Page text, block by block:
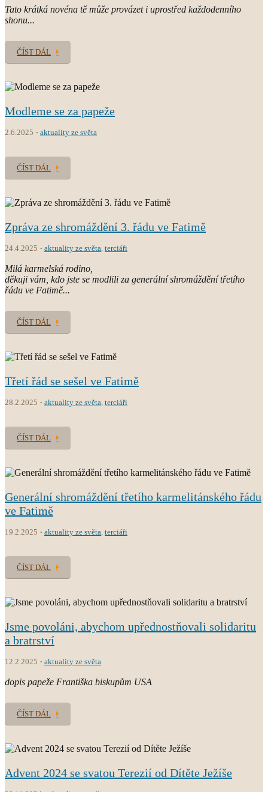
Tato krátká novéna tě může provázet i uprostřed každodenního
shonu...
ČÍST DÁL
Modleme se za papeže
2.6.2025 aktuality ze světa
ČÍST DÁL
Zpráva ze shromáždění 3. řádu ve Fatimě
24.4.2025 aktuality ze světa terciáři
Milá karmelská rodino,
děkuji vám, kdo jste se modlili za generální shromáždění třetího
řádu ve Fatimě...
ČÍST DÁL
Třetí řád se sešel ve Fatimě
28.2.2025 aktuality ze světa terciáři
ČÍST DÁL
Generální shromáždění třetího karmelitánského řádu
ve Fatimě
19.2.2025 aktuality ze světa terciáři
ČÍST DÁL
Jsme povoláni, abychom upřednostňovali solidaritu
a bratrství
12.2.2025 aktuality ze světa
dopis papeže Františka biskupům USA
ČÍST DÁL
Advent 2024 se svatou Terezií od Dítěte Ježíše